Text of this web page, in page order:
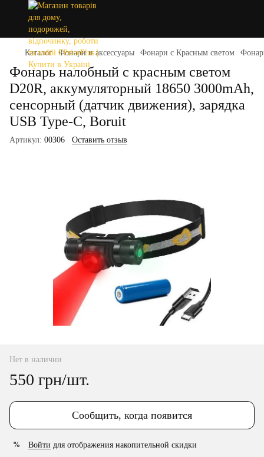
Каталог Фонари и аксессуары Фонари с Красным светом
Фонарь налобный с красным светом
D20R, аккумуляторный 18650 3000mAh,
сенсорный (датчик движения), зарядка
USB Type-C, Boruit
Артикул: 00306 Оставить отзыв
Нет в наличии
550 грн/шт.
Сообщить, когда появится
% Войти для отображения накопительной скидки